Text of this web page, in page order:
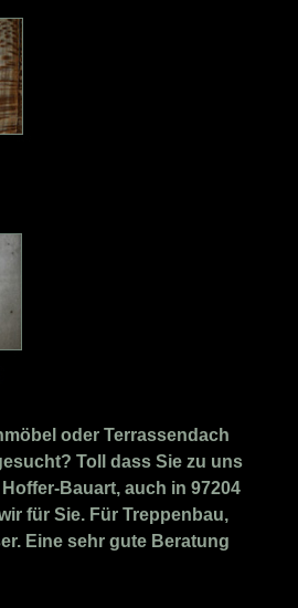
oder Terrassendach
Toll dass Sie zu uns
Bauart, auch in 97204
für Sie. Für Treppenbau,
Eine sehr gute Beratung